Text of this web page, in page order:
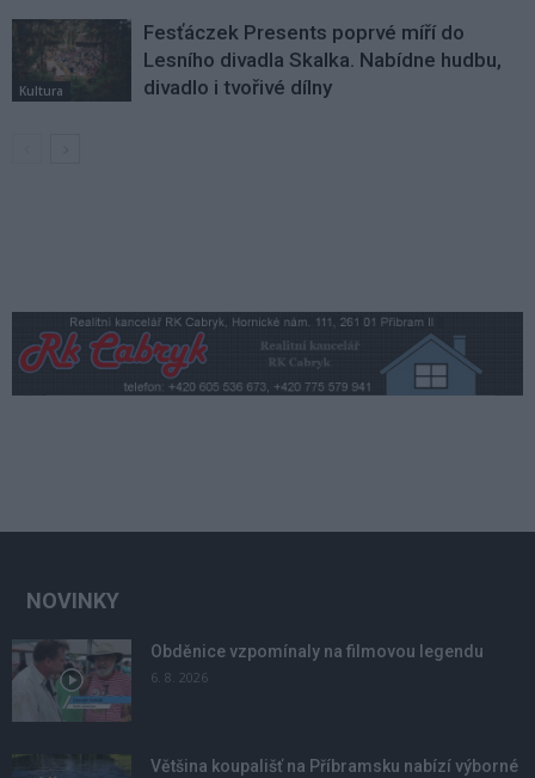
Kultura
Fesťáczek Presents poprvé míří do
Lesního divadla Skalka. Nabídne hudbu,
divadlo i tvořivé dílny
NOVINKY
Obděnice vzpomínaly na filmovou legendu
6. 8. 2026
Většina koupališť na Příbramsku nabízí výborné